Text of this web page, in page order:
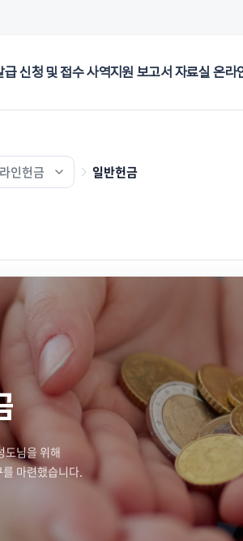
급 신청 및 접수 사역지원 보고서 자료실 온라
인헌금 일반헌금
도님을 위해
마련했습니다.